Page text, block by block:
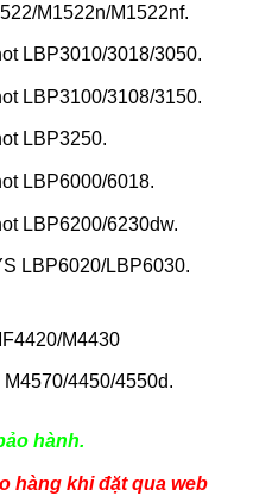
M1522n/M1522nf.
LBP3010/3018/3050.
LBP3100/3108/3150.
LBP3250.
LBP6000/6018.
LBP6200/6230dw.
LBP6020/LBP6030.
M4430
4450/4550d.
hành.
hàng khi đặt qua web